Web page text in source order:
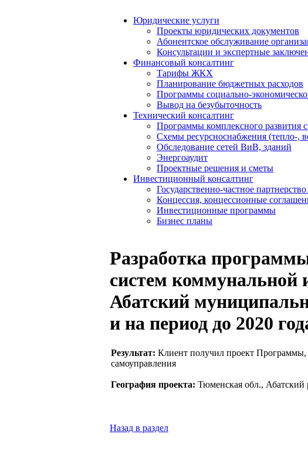
Юридические услуги
Проекты юридических документов
Абонентское обслуживание
Консультации и экспертные
Финансовый консалтинг
Тарифы ЖКХ
Планирование бюджетных расходов
Программы социально-
Вывод на безубыточность
Технический консалтинг
Программы комплексного развития
Схемы ресурсноснабжения (тепло-,
Обследование сетей ВиВ, зданий
Энергоаудит
Проектные решения и сметы
Инвестиционный консалтинг
Государственно-частное
Концессия, концессионные
Инвестиционные программы
Бизнес планы
Разработка
систем
Абатский
и на период до 2020
Результат: Клиент получил проект
самоуправления
География проекта: Тюменская обл., Абатский
Назад в раздел